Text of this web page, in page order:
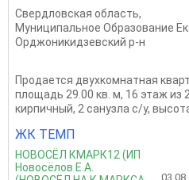
Свердловская область,
Муниципальное Образование
Орджоникидзевский р-н
Продается двухкомнатная
площадь 29.00 кв. м, 16 этаж из
кирпичный, 2 санузла с/у,
ЖК ТЕМП
НОВОСЁЛ КМАРК12 (ИП
Новосёлов Е.А.
03.08